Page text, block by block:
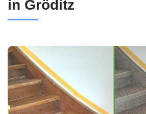
in Gröditz